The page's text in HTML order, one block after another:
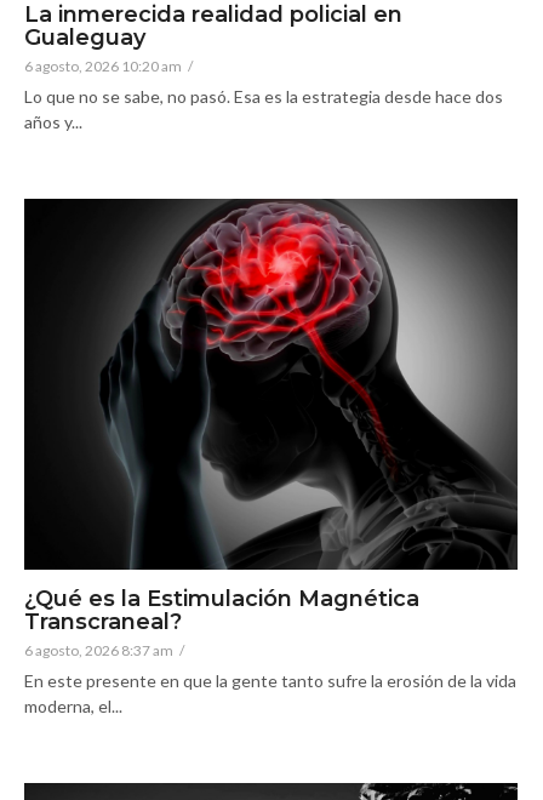
La inmerecida realidad policial en
Gualeguay
6 agosto, 2026 10:20 am /
Lo que no se sabe, no pasó. Esa es la estrategia desde hace dos
años y...
¿Qué es la Estimulación Magnética
Transcraneal?
6 agosto, 2026 8:37 am /
En este presente en que la gente tanto sufre la erosión de la vida
moderna, el...